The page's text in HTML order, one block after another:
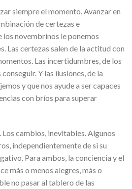
siempre el momento. Avanzar en
de certezas e
los novembrinos le ponemos
Las certezas salen de la actitud con
Las incertidumbres, de los
Y las ilusiones, de la
y que nos ayude a ser capaces
con bríos para superar
Los cambios, inevitables. Algunos
independientemente de si su
Para ambos, la conciencia y el
más o menos alegres, más o
no pasar al tablero de las